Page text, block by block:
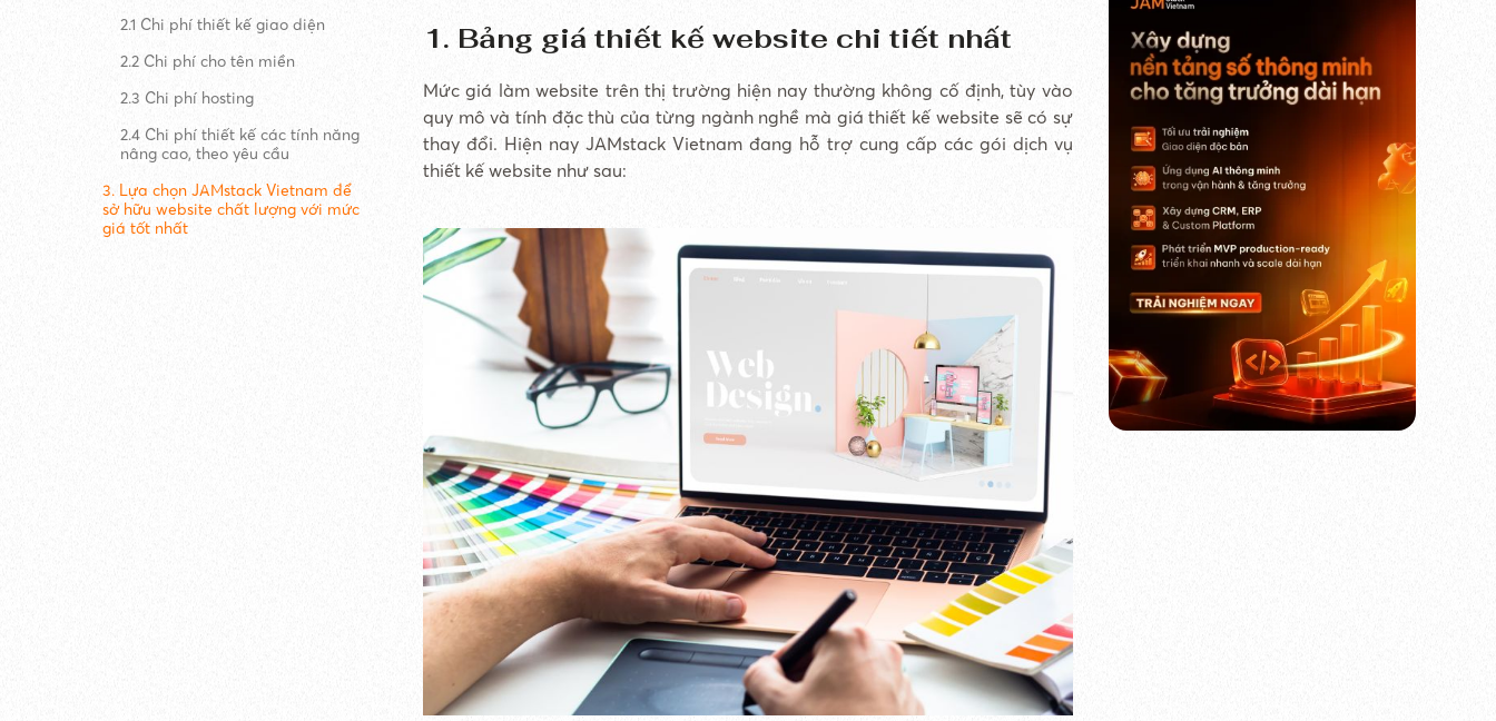
2.1 Chi phí thiết kế giao diện
2.2 Chi phí cho tên miền
2.3 Chi phí hosting
2.4 Chi phí thiết kế các tính năng
nâng cao, theo yêu cầu
3. Lựa chọn JAMstack Vietnam để
sở hữu website chất lượng với mức
giá tốt nhất
1. Bảng giá thiết kế website chi tiết nhất
Mức giá làm website trên thị trường hiện nay thường không cố định, tùy vào
quy mô và tính đặc thù của từng ngành nghề mà giá thiết kế website sẽ có sự
thay đổi. Hiện nay JAMstack Vietnam đang hỗ trợ cung cấp các gói dịch vụ
thiết kế website như sau: